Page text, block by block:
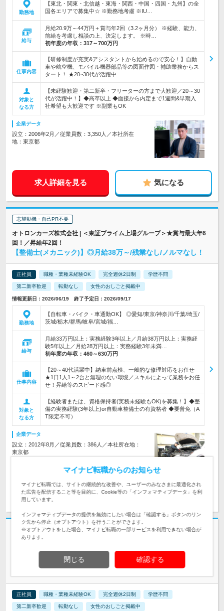
勤務地
【東北・関東・北信越・東海・関西・中国・四国・九州】の全
国各エリアで募集中☆ ※勤務地考慮 ※IU…
給与
月給20.9万～44万円＋賞与年2回（3.2ヶ月分） ※経験、能力、
前給を考慮し相談の上、決定します。 ※時…
初年度の年収： 317～700万円
仕事内容
【研修制度が充実&アシスタントから始めるので安心！】自動
車や航空機、モバイル機器部品等の図面作図・補助業務からス
タート！ ★20~30代が活躍中
対象と
なる方
【未経験歓迎・第二新卒・フリーターの方まで大歓迎／20～30
代が活躍中！】◆高卒以上 ◆面接から内定まで1週間&早期入
社希望も大歓迎です ※副業もOK
企業データ
設立：2006年2月／従業員数：3,350人／本社所在
地：東京都
求人詳細を見る 気になる
志望動機・自己PR不要
オトロンカーズ株式会社 | ＜東証プライム上場グループ＞★賞与最大年6
回！／昇給年2回！
【整備士(メカニック)】◎月給38万～/残業なし/ノルマなし！
正社員 職種・業種未経験OK 完全週休2日制 学歴不問
第二新卒歓迎 転勤なし 女性のおしごと掲載中
情報更新日：2026/06/19 終了予定日：2026/09/17
勤務地
【自転車・バイク・車通勤OK】 ◎愛知/東京/神奈川/千葉/埼玉/
茨城/栃木/群馬/岐阜/宮城/福…
給与
月給33万円以上：実務経験3年以上／月給38万円以上：実務経
験5年以上／月給28万円以上：実務経験3年未満…
初年度の年収： 460～630万円
仕事内容
【20～40代活躍中】納車前点検、一般的な修理対応をお任せ
★1日1人1～2台と無理のない環境／スキルによって業務をお任
せ！昇給等のスピード感◎
対象と
なる方
【経験者または、資格保持者(実務未経験もOK)を募集！】◆整
備の実務経験(3年以上)or自動車整備士の有資格者 ◆要普免（A
T限定不可）
企業データ
設立：2012年8月／従業員数：386人／本社所在地：
東京都
求人詳細を見る 気になる
志望動機・自己PR不要
私が来た！【検査・軽作業スタッフ】月給28万～☆年間休日
正社員 職種・業種未経験OK 完全週休2日制 学歴不問
第二新卒歓迎 転勤なし 女性のおしごと掲載中
マイナビ転職からのお知らせ
マイナビ転職では、サイトの継続的な改善や、ユーザーのみなさまに最適化され
た広告を配信すること等を目的に、Cookie等の「インフォマティブデータ」を利
用しています。
インフォマティブデータの提供を無効にしたい場合は「確認する」ボタンのリン
ク先から停止（オプトアウト）を行うことができます。
※オプトアウトをした場合、マイナビ転職の一部サービスを利用できない場合が
あります。
閉じる 確認する